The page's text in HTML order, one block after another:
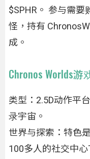
$SPHR。 参与需
怪，持有
成。
Chronos Worlds
类型：2.5D动作平
录宇宙。
世界与探索：特色
100多人的社交中